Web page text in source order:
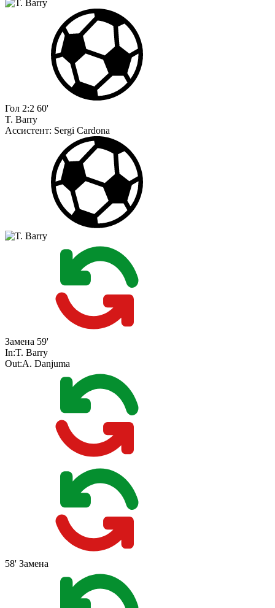
Гол 2:2 60'
T. Barry
Ассистент: Sergi Cardona
Замена 59'
In:T. Barry
Out:A. Danjuma
58' Замена